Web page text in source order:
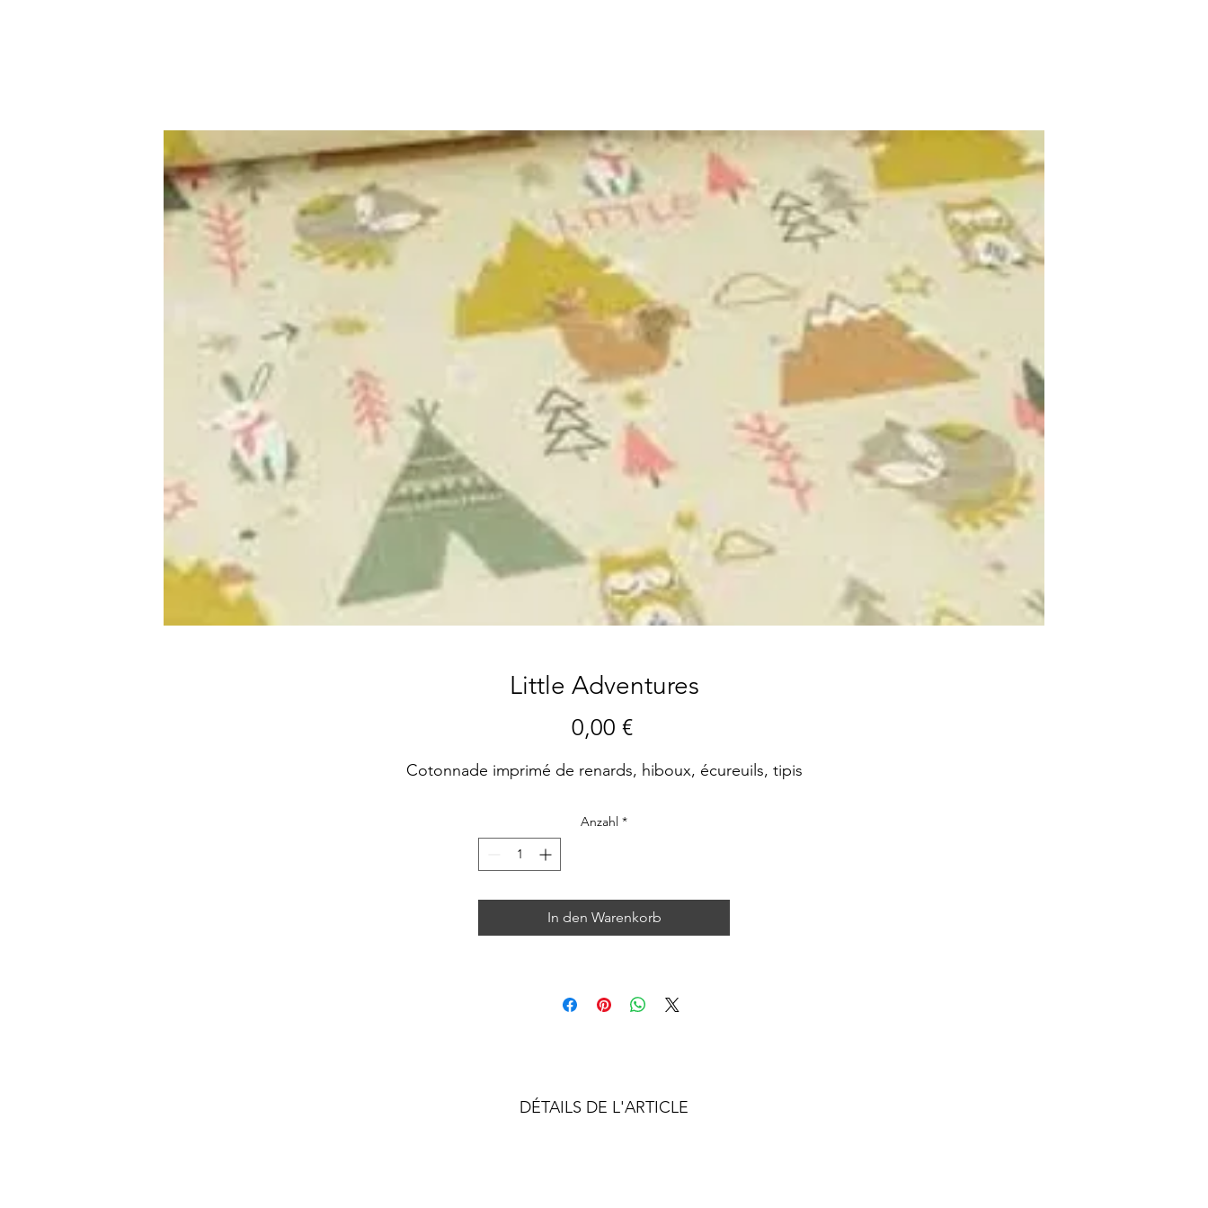
Little Adventures
0,00 €Preis
Cotonnade imprimé de renards, hiboux, écureuils, tipis
Anzahl *
In den Warenkorb
DÉTAILS DE L'ARTICLE